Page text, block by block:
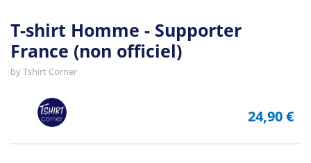
T-shirt Homme - Supporter
France (non officiel)
byTshirt Corner
24,90 €